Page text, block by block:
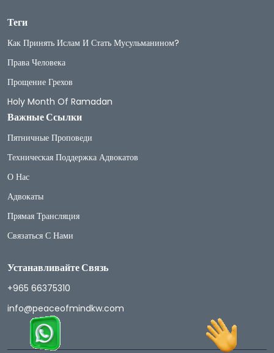
Теги
Как Принять Ислам И Стать Мусульманином?
Права Человека
Прощение Грехов
Holy Month Of Ramadan
Важные Ссылки
Пятничные Проповеди
Техническая Поддержка Адвокатов
О Нас
Адвокаты
Прямая Трансляция
Связаться С Нами
Устанавливайте Связь
+965 66375310
info@peaceofmindkw.com